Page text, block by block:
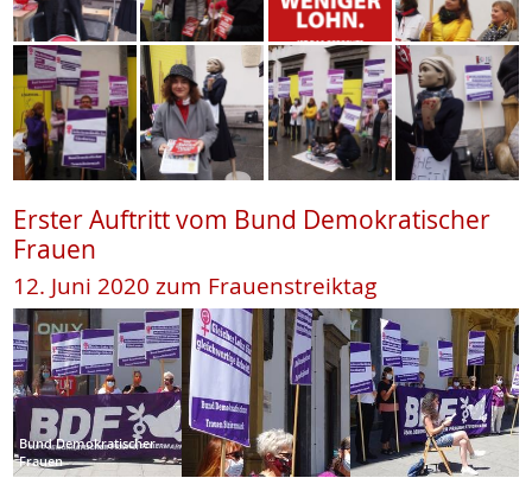
Erster Auftritt vom Bund Demokratischer
Frauen
12. Juni 2020 zum Frauenstreiktag
Bund Demokratischer
Frauen